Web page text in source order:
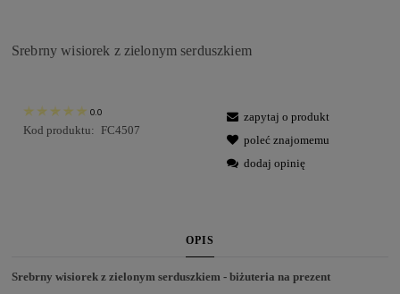
Srebrny wisiorek z zielonym serduszkiem
0.0
Kod produktu: FC4507
zapytaj o produkt
poleć znajomemu
dodaj opinię
OPIS
Srebrny wisiorek z zielonym serduszkiem - biżuteria na prezent